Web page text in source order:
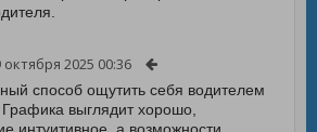
октября 2025 00:36
способ ощутить себя водителем
Графика выглядит хорошо,